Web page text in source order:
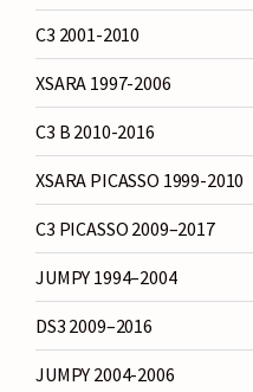
C3 2001-2010
XSARA 1997-2006
C3 B 2010-2016
XSARA PICASSO 1999-2010
C3 PICASSO 2009–2017
JUMPY 1994–2004
DS3 2009–2016
JUMPY 2004-2006